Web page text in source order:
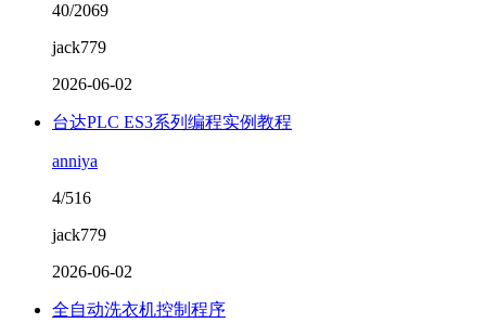
40/2069
jack779
2026-06-02
台达PLC ES3系列编程实例教程
anniya
4/516
jack779
2026-06-02
全自动洗衣机控制程序